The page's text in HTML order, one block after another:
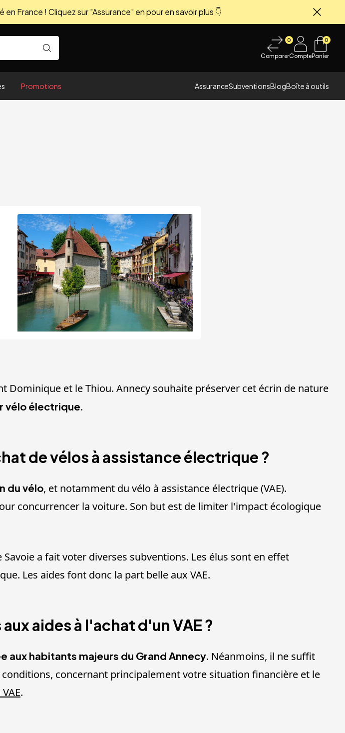
France ! Cliquez sur "Assurance" en pour en savoir plus 👇
0
ComparerCompte
0
Panier
Promotions AssuranceSubventionsBlogBoîte à outils
Dominique et le Thiou. Annecy souhaite préserver cet écrin de nature
vélo électrique.
de vélos à assistance électrique ?
du vélo, et notamment du vélo à assistance électrique (VAE).
concurrencer la voiture. Son but est de limiter l'impact écologique
a fait voter diverses subventions. Les élus sont en effet
Les aides font donc la part belle aux VAE.
aides à l'achat d'un VAE ?
aux habitants majeurs du Grand Annecy. Néanmoins, il ne suffit
concernant principalement votre situation financière et le
.